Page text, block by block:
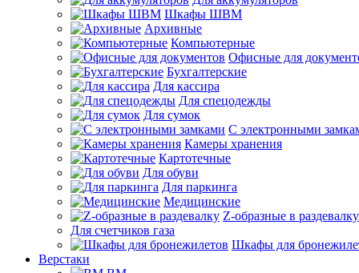
Шкафы ШВМ
Архивные
Компьютерные
Офисные для
Бухгалтерские
Для кассира
Для спецодежды
Для сумок
С электронными
Камеры хранения
Картотечные
Для обуви
Для паркинга
Медицинские
Z-образные в раздевалку
Для счетчиков газа
Шкафы для
Верстаки